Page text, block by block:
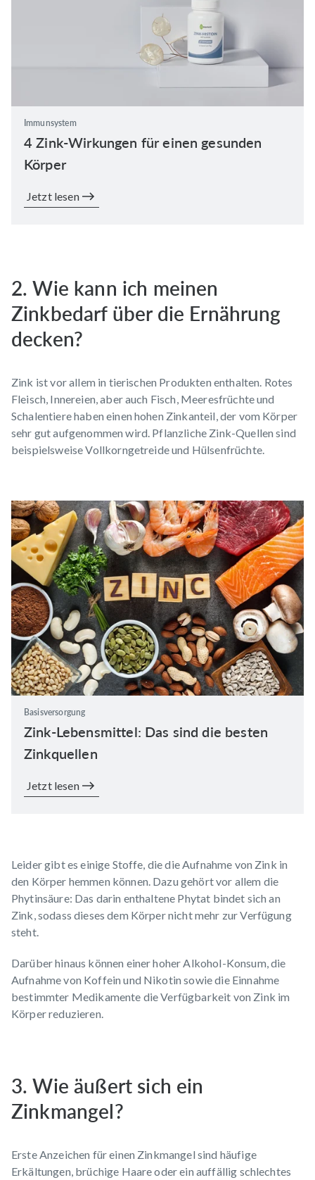
Immunsystem
4 Zink-Wirkungen für einen gesunden
Körper
Jetzt lesen
2. Wie kann ich meinen
Zinkbedarf über die Ernährung
decken?
Zink ist vor allem in tierischen Produkten enthalten. Rotes
Fleisch, Innereien, aber auch Fisch, Meeresfrüchte und
Schalentiere haben einen hohen Zinkanteil, der vom Körper
sehr gut aufgenommen wird. Pflanzliche Zink-Quellen sind
beispielsweise Vollkorngetreide und Hülsenfrüchte.
Basisversorgung
Zink-Lebensmittel: Das sind die besten
Zinkquellen
Jetzt lesen
Leider gibt es einige Stoffe, die die Aufnahme von Zink in
den Körper hemmen können. Dazu gehört vor allem die
Phytinsäure: Das darin enthaltene Phytat bindet sich an
Zink, sodass dieses dem Körper nicht mehr zur Verfügung
steht.
Darüber hinaus können einer hoher Alkohol-Konsum, die
Aufnahme von Koffein und Nikotin sowie die Einnahme
bestimmter Medikamente die Verfügbarkeit von Zink im
Körper reduzieren.
3. Wie äußert sich ein
Zinkmangel?
Erste Anzeichen für einen Zinkmangel sind häufige
Erkältungen, brüchige Haare oder ein auffällig schlechtes